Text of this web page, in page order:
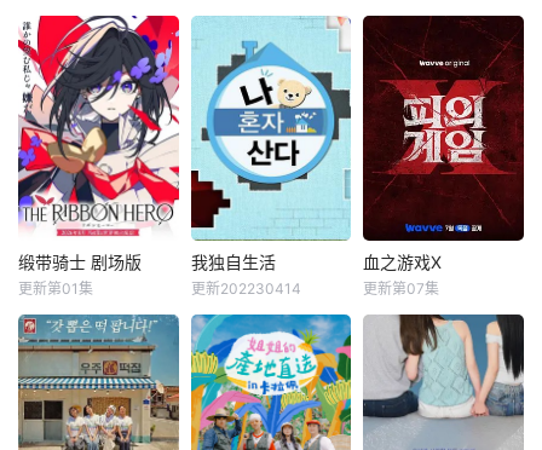
缎带骑士 剧场版
小林星兰
&nbsp;&nbsp;&nb
sp;&nbsp;&nbsp;&
nbsp;&nbsp;&nbs
p;被毁灭的王国公
缎带骑士 剧场版
更新第01集
我独自生活
朴娜莱
《2018 我独自生
活》共48期，总期
数为EP.227(2018
年1月5日) ~ EP.27
我独自生活
更新202230414
血之游戏X
&nbsp;&nbsp;&nb
sp;&nbsp;&nbsp;&
nbsp;&nbsp;&nbs
p;一场极限生存游
血之游戏X
更新第07集